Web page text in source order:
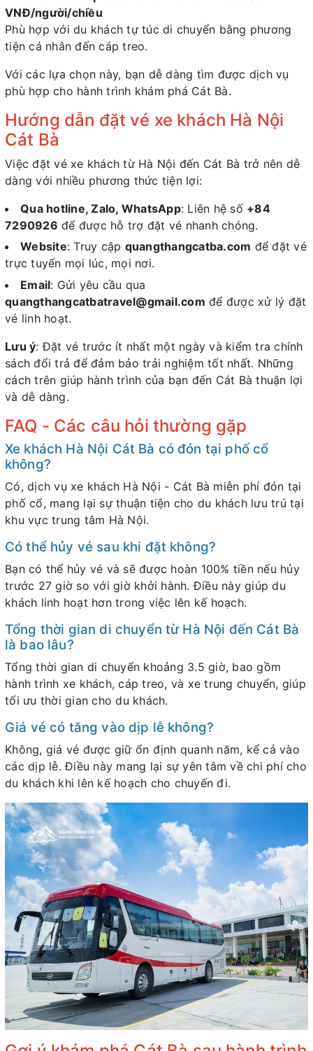
VNĐ/người/chiều
Phù hợp với du khách tự túc di chuyển bằng phương
tiện cá nhân đến cáp treo.
Với các lựa chọn này, bạn dễ dàng tìm được dịch vụ
phù hợp cho hành trình khám phá Cát Bà.
Hướng dẫn đặt vé xe khách Hà Nội
Cát Bà
Việc đặt vé xe khách từ Hà Nội đến Cát Bà trở nên dễ
dàng với nhiều phương thức tiện lợi:
Qua hotline, Zalo, WhatsApp: Liên hệ số +84
7290926 để được hỗ trợ đặt vé nhanh chóng.
Website: Truy cập quangthangcatba.com để đặt vé
trực tuyến mọi lúc, mọi nơi.
Email: Gửi yêu cầu qua
quangthangcatbatravel@gmail.com để được xử lý đặt
vé linh hoạt.
Lưu ý: Đặt vé trước ít nhất một ngày và kiểm tra chính
sách đổi trả để đảm bảo trải nghiệm tốt nhất. Những
cách trên giúp hành trình của bạn đến Cát Bà thuận lợi
và dễ dàng.
FAQ - Các câu hỏi thường gặp
Xe khách Hà Nội Cát Bà có đón tại phố cổ
không?
Có, dịch vụ xe khách Hà Nội - Cát Bà miễn phí đón tại
phố cổ, mang lại sự thuận tiện cho du khách lưu trú tại
khu vực trung tâm Hà Nội.
Có thể hủy vé sau khi đặt không?
Bạn có thể hủy vé và sẽ được hoàn 100% tiền nếu hủy
trước 27 giờ so với giờ khởi hành. Điều này giúp du
khách linh hoạt hơn trong việc lên kế hoạch.
Tổng thời gian di chuyển từ Hà Nội đến Cát Bà
là bao lâu?
Tổng thời gian di chuyển khoảng 3.5 giờ, bao gồm
hành trình xe khách, cáp treo, và xe trung chuyển, giúp
tối ưu thời gian cho du khách.
Giá vé có tăng vào dịp lễ không?
Không, giá vé được giữ ổn định quanh năm, kể cả vào
các dịp lễ. Điều này mang lại sự yên tâm về chi phí cho
du khách khi lên kế hoạch cho chuyến đi.